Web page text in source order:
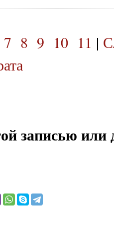
7 8 9 10 11 |
записью или